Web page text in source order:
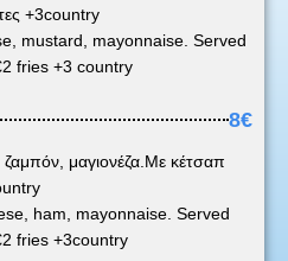
+3country
mustard, mayonnaise. Served
fries +3 country
8€
μαγιονέζα.Με κέτσαπ
ham, mayonnaise. Served
fries +3country